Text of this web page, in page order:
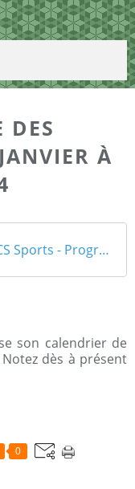
DES
À
2024-01-02-CS Sports - Programme randonnées premier semestre 2024
son calendrier de
dès à présent
0